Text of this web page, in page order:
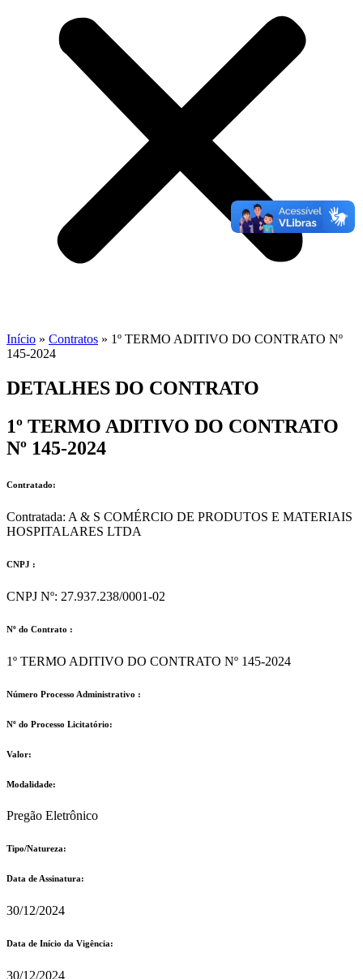
Início » Contratos » 1º TERMO ADITIVO DO CONTRATO Nº
145-2024
DETALHES DO CONTRATO​
1º TERMO ADITIVO DO CONTRATO
Nº 145-2024
Contratado:
Contratada: A & S COMÉRCIO DE PRODUTOS E MATERIAIS
HOSPITALARES LTDA
CNPJ :
CNPJ Nº: 27.937.238/0001-02
Nº do Contrato :
1º TERMO ADITIVO DO CONTRATO Nº 145-2024
Número Processo Administrativo :
Nº do Processo Licitatório:
Valor:
Modalidade:
Pregão Eletrônico
Tipo/Natureza:
Data de Assinatura:
30/12/2024
Data de Início da Vigência:
30/12/2024